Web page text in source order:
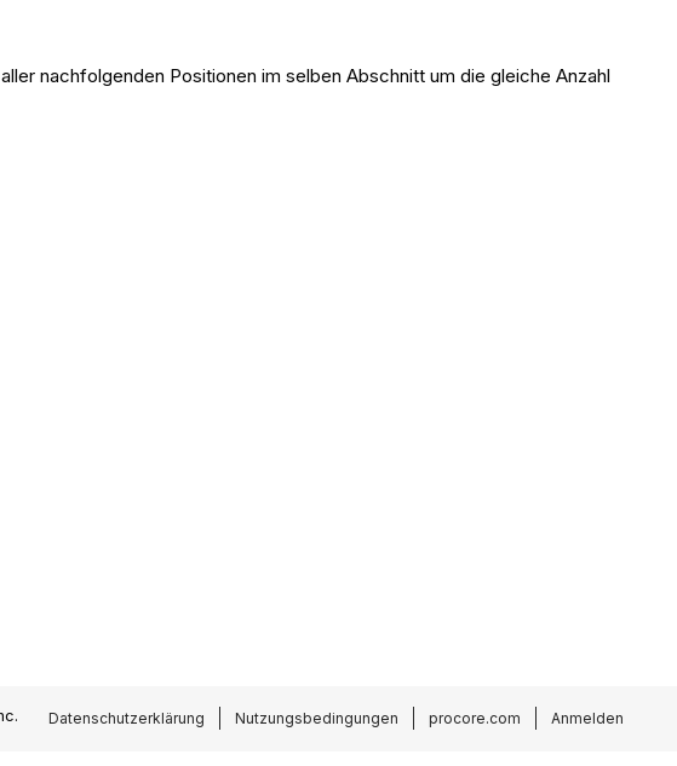
nachfolgenden Positionen im selben Abschnitt um die gleiche Anzahl
Datenschutzerklärung Nutzungsbedingungen procore.com Anmelden